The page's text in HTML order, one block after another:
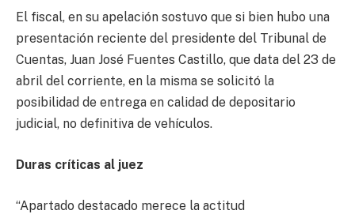
El fiscal, en su apelación sostuvo que si bien hubo una
presentación reciente del presidente del Tribunal de
Cuentas, Juan José Fuentes Castillo, que data del 23 de
abril del corriente, en la misma se solicitó la
posibilidad de entrega en calidad de depositario
judicial, no definitiva de vehículos.
Duras críticas al juez
“Apartado destacado merece la actitud